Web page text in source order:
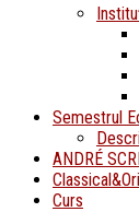
Semestrul
ANDRÉ
Curs